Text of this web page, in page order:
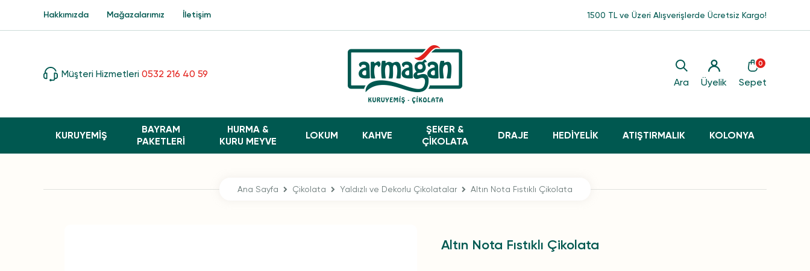
Müşteri Hizmetleri 0532 216 40 59
Ara Üyelik
0
Sepet
KURUYEMİŞ
BAYRAM
PAKETLERI
HURMA &
KURU MEYVE
LOKUM KAHVE
ŞEKER &
ÇİKOLATA
DRAJE HEDİYELİK ATIŞTIRMALIK KOLONYA
Hakkımızda Mağazalarımız İletişim 1500 TL ve Üzeri Alışverişlerde Ücretsiz Kargo!
Ana Sayfa Çikolata Yaldızlı ve Dekorlu Çikolatalar Altın Nota Fıstıklı Çikolata
Altın Nota Fıstıklı Çikolata